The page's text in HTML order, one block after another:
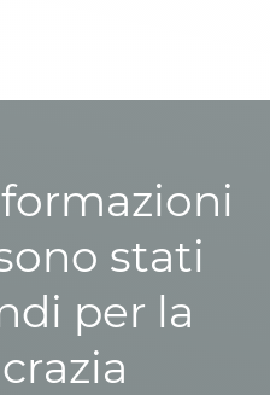
stati
per la